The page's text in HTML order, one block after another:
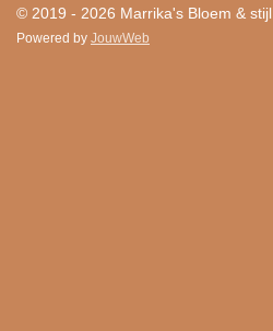
© 2019 - 2026 Marrika's Bloem & stijl
Powered by JouwWeb